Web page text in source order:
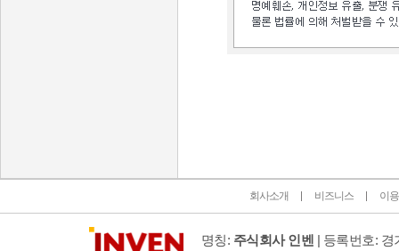
회사소개 비즈니스 이
명칭: 주식회사 인벤 | 등록번호: 경